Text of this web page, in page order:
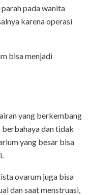
pada wanita
karena operasi
bisa menjadi
yang berkembang
dan tidak
yang besar bisa
ovarum juga bisa
dan saat menstruasi,